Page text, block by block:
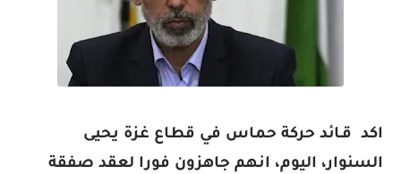
اكد قـائد حركة حماس في قطاع غزة يحيى
السنوار، اليوم، انهم جاهزون فورا لعقد صفقة